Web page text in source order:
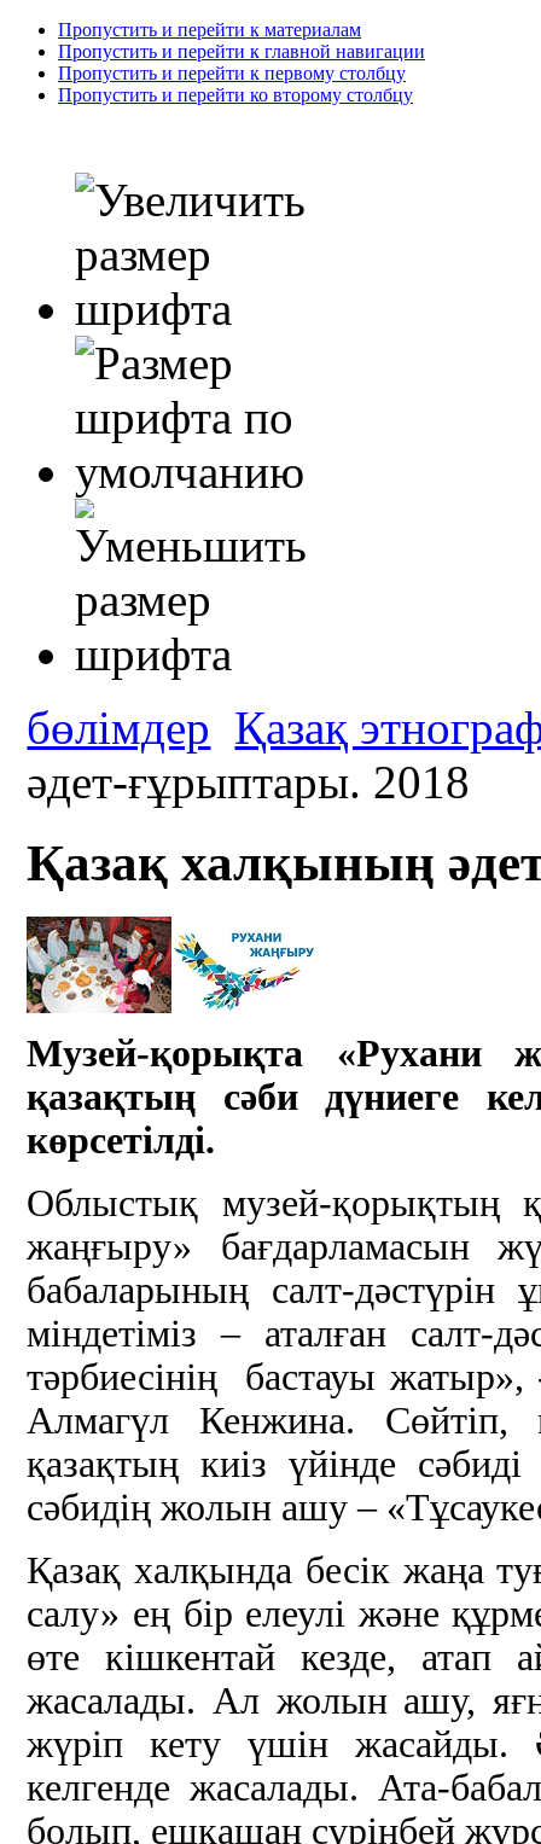
Пропустить и перейти к материалам
Пропустить и перейти к главной навигации
Пропустить и перейти к первому столбцу
Пропустить и перейти ко второму столбцу
бөлімдер Қазақ
әдет-ғұрыптары. 2018
Қазақ халқының
Музей-қорықта «Рухани
қазақтың сәби дүниеге
көрсетілді.
Облыстық музей-қорықтың
жаңғыру» бағдарламасын
бабаларының салт-дәстүрін
міндетіміз – аталған салт-
тәрбиесінің бастауы
Алмагүл Кенжина. Сөйтіп,
қазақтың киіз үйінде
сәбидің жолын ашу –
Қазақ халқында бесік жаңа
салу» ең бір елеулі және
өте кішкентай кезде,
жасалады. Ал жолын ашу,
жүріп кету үшін жасайды.
келгенде жасалады. Ата-
болып, ешқашан сүрінбей